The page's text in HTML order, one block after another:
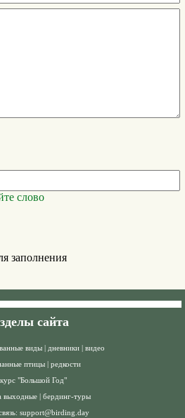
слово
заполнения
сайта
виды | дневники | видео
птицы | редкости
"Большой Год"
выходные | бердинг-туры
support@birding.day